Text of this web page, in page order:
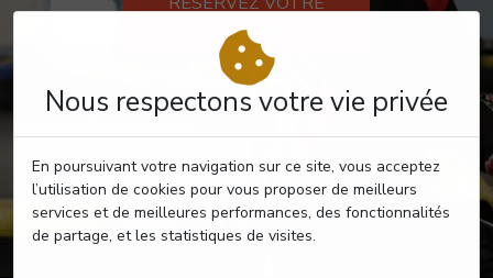
Nous respectons votre vie privée
En poursuivant votre navigation sur ce site, vous acceptez
l’utilisation de cookies pour vous proposer de meilleurs
services et de meilleures performances, des fonctionnalités
de partage, et les statistiques de visites.
PASSAGE